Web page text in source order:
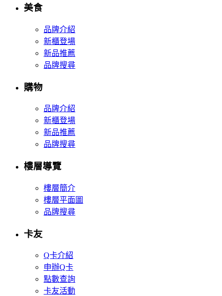
美食
品牌介紹
新櫃登場
新品推薦
品牌搜尋
購物
品牌介紹
新櫃登場
新品推薦
品牌搜尋
樓層導覽
樓層簡介
樓層平面圖
品牌搜尋
卡友
Q卡介紹
申辦Q卡
點數查詢
卡友活動